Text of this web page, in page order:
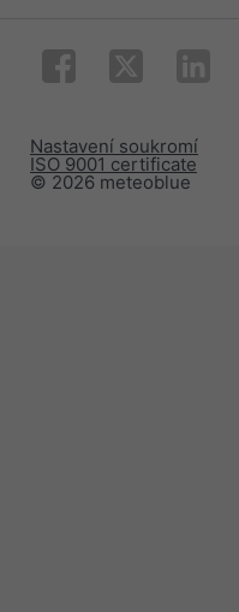
© 2026 meteoblue
ISO 9001 certificate
Nastavení soukromí